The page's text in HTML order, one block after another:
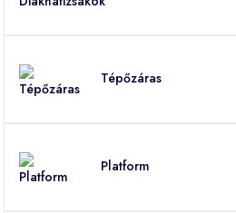
Tépőzáras
Platform